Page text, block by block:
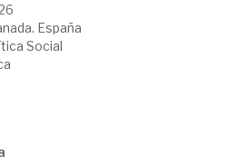
España
Social